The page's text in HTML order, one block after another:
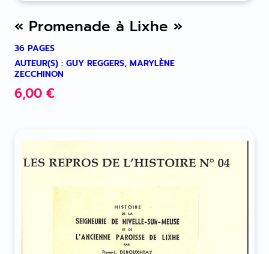
« Promenade à Lixhe »
36 PAGES
AUTEUR(S) : GUY REGGERS, MARYLÈNE
ZECCHINON
6,00 €